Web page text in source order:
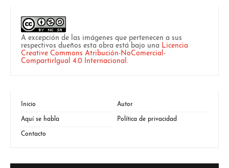
A excepción de las imágenes que pertenecen a sus
respectivos dueños esta obra está bajo una Licencia
Creative Commons Atribución-NoComercial-
CompartirIgual 4.0 Internacional.
Inicio Autor
Aquí se habla Política de privacidad
Contacto